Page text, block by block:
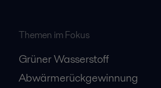
Themen im Fokus
Grüner Wasserstoff
Abwärmerückgewinnung